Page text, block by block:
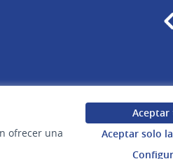
ofrecer una
Aceptar
Aceptar solo